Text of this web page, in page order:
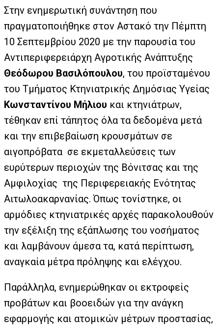
Στην ενημερωτική συνάντηση που
πραγματοποιήθηκε στον Αστακό την Πέμπτη
10 Σεπτεμβρίου 2020 με την παρουσία του
Aντιπεριφερειάρχη Αγροτικής Ανάπτυξης
Θεόδωρου Βασιλόπουλου, του προϊσταμένου
του Τμήματος Κτηνιατρικής Δημόσιας Υγείας
Κωνσταντίνου Μήλιου και κτηνιάτρων,
τέθηκαν επί τάπητος όλα τα δεδομένα μετά
και την επιβεβαίωση κρουσμάτων σε
αιγοπρόβατα σε εκμεταλλεύσεις των
ευρύτερων περιοχών της Βόνιτσας και της
Αμφιλοχίας της Περιφερειακής Ενότητας
Αιτωλοακαρνανίας. Όπως τονίστηκε, οι
αρμόδιες κτηνιατρικές αρχές παρακολουθούν
την εξέλιξη της εξάπλωσης του νοσήματος
και λαμβάνουν άμεσα τα, κατά περίπτωση,
αναγκαία μέτρα πρόληψης και ελέγχου.
Παράλληλα, ενημερώθηκαν οι εκτροφείς
προβάτων και βοοειδών για την ανάγκη
εφαρμογής και ατομικών μέτρων προστασίας,